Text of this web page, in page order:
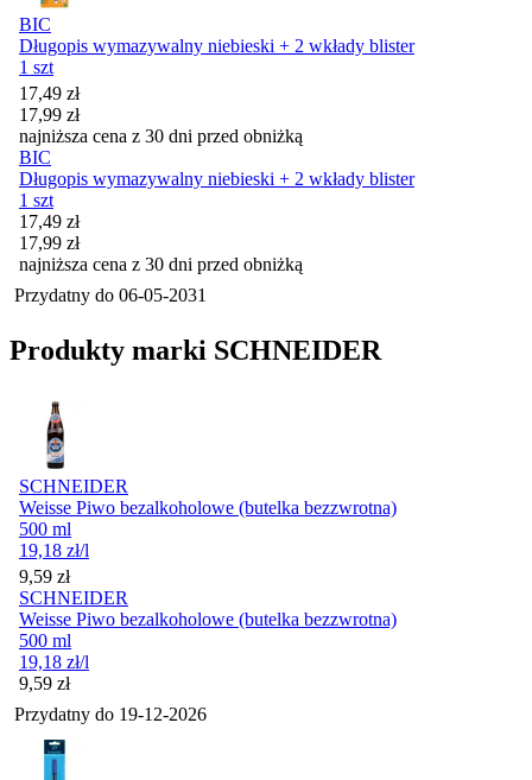
BIC
Długopis wymazywalny niebieski + 2 wkłady blister
1 szt
Cena promocyjna
17,49 zł
17,99 zł
najniższa cena z 30 dni przed obniżką
BIC
Długopis wymazywalny niebieski + 2 wkłady blister
1 szt
Cena promocyjna
17,49 zł
17,99 zł
najniższa cena z 30 dni przed obniżką
Przydatny do 06-05-2031
Produkty marki SCHNEIDER
SCHNEIDER
Weisse Piwo bezalkoholowe (butelka bezzwrotna)
500 ml
19,18 zł/l
Cena
9,59 zł
SCHNEIDER
Weisse Piwo bezalkoholowe (butelka bezzwrotna)
500 ml
19,18 zł/l
Cena
9,59 zł
Przydatny do 19-12-2026